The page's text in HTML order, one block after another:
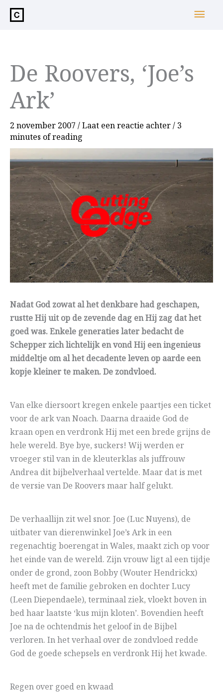
inhoud
De Roovers, ‘Joe’s
Ark’
2 november 2007 /Laat een reactie achter/ 3
minutes of reading
Nadat God zowat al het denkbare had geschapen,
rustte Hij uit op de zevende dag en Hij zag dat het
goed was. Enkele generaties later bedacht de
Schepper zich lichtelijk en vond Hij een ingenieus
middeltje om al het decadente leven op aarde een
kopje kleiner te maken. De zondvloed.
Van elke diersoort kregen enkele paartjes een ticket
voor de ark van Noach. Daarna draaide God de
kraan open en verdronk Hij met een brede grijns de
hele wereld. Bye bye, suckers! Wij werden er
vroeger stil van in de kleuterklas als juffrouw
Andrea dit bijbelverhaal vertelde. Maar dat is met
de versie van De Roovers maar half gelukt.
De verhaallijn zit wel snor. Joe (Luc Nuyens), de
uitbater van dierenwinkel Joe’s Ark in een
regenachtig boerengat in Wales, maakt zich op voor
het einde van de wereld. Zijn vrouw ligt al een tijdje
onder de grond, zoon Bobby (Wouter Hendrickx)
heeft met de familie gebroken en dochter Lucy
(Leen Diependaele), terminaal ziek, vloekt boven in
bed haar laatste ‘kus mijn kloten’. Bovendien heeft
Joe na de ochtendmis het geloof in de Bijbel
verloren. In het verhaal over de zondvloed redde
God de goede schepsels en verdronk Hij het kwade.
Regen over goed en kwaad